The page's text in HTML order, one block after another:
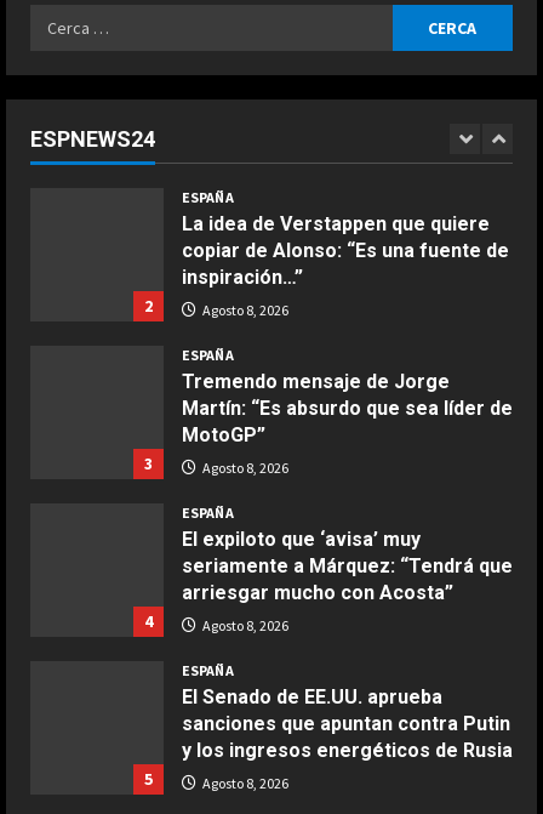
Ricerca
ESPNEWS24
1
2
ESPAÑA
La idea de Verstappen que quiere
copiar de Alonso: “Es una fuente de
inspiración…”
Agosto 8, 2026
3
ESPAÑA
Tremendo mensaje de Jorge
Martín: “Es absurdo que sea líder de
MotoGP”
Agosto 8, 2026
4
ESPAÑA
El expiloto que ‘avisa’ muy
seriamente a Márquez: “Tendrá que
arriesgar mucho con Acosta”
Agosto 8, 2026
5
ESPAÑA
El Senado de EE.UU. aprueba
sanciones que apuntan contra Putin
y los ingresos energéticos de Rusia
Agosto 8, 2026
Ensalada de espinacas deliciosa
COCINA
Boquerones fritos en freidora de
aire
Aprile 24, 2026
Buñuelos de alcachofas
Aprile 5, 2026
Ternera guisada con senderuelas
COCINA